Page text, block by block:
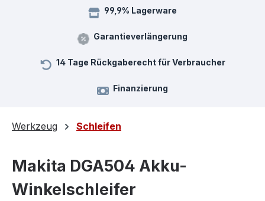
99,9% Lagerware
Garantieverlängerung
14 Tage Rückgaberecht für Verbraucher
Finanzierung
Werkzeug Schleifen
Makita DGA504 Akku-
Winkelschleifer